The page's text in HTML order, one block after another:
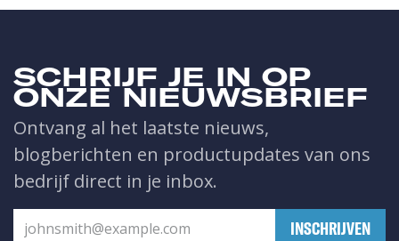
SCHRIJF JE IN OP
ONZE NIEUWSBRIEF
Ontvang al het laatste nieuws,
blogberichten en productupdates van ons
bedrijf direct in je inbox.
​INSCHRIJVEN